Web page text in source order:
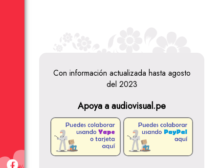
Con información actualizada hasta agosto
del 2023
Apoya a audiovisual.pe